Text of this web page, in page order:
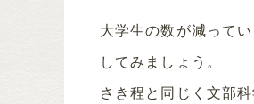
大学生の数が減って
してみましょう。
さき程と同じく文部